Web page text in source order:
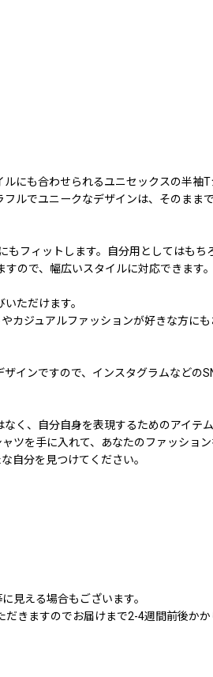
にも合わせられるユニセックスの半
ルでユニークなデザインは、そのま
もフィットします。自分用としてはも
ので、幅広いスタイルに対応できます。
ただけます。
カジュアルファッションが好きな方に
インですので、インスタグラムなど
く、自分自身を表現するためのアイ
ツを手に入れて、あなたのファッシ
自分を見つけてください。
見える場合もございます。
きますのでお届けまで2-4週間前後かか